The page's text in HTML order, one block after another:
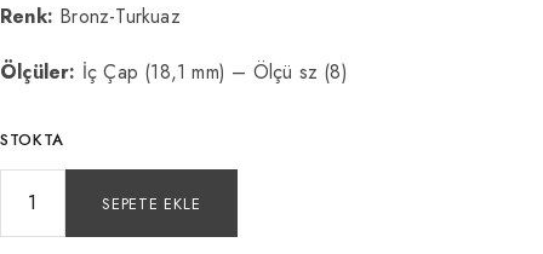
Renk: Bronz-Turkuaz
Ölçüler: İç Çap (18,1 mm) – Ölçü sz (8)
STOKTA
SEPETE EKLE